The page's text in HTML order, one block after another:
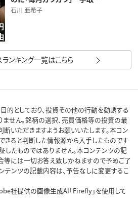
石川 亜希子
ランキング一覧はこちら
的としており、投資その他の行動を勧誘する
ません。銘柄の選択、売買価格等の投資の最
いただきますようお願いいたします。本コン
きると判断した情報源から入手したものです
したものではありません。本コンテンツの記
等には一切お答え致しかねますので予めご了
テンツの記載内容は、予告なしに変更するこ
社提供の画像生成AI「Firefly」を使用して